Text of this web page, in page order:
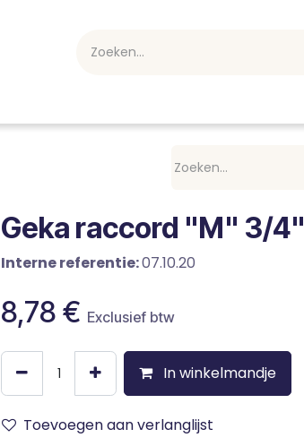
Geka raccord "M" 3/4"
Interne referentie:07.10.20
8,78 € Exclusief btw
In winkelmandje
Toevoegen aan verlanglijst